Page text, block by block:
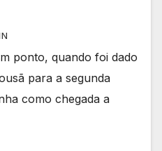
ponto, quando foi dado
para a segunda
como chegada a